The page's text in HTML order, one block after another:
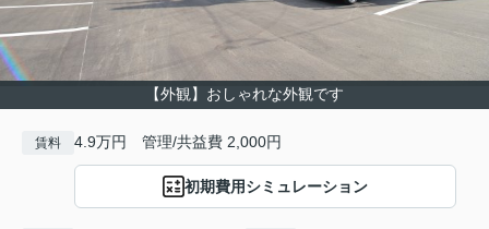
【外観】おしゃれな外観です
賃料 4.9万円 管理/共益費 2,000円
初期費用シミュレーション